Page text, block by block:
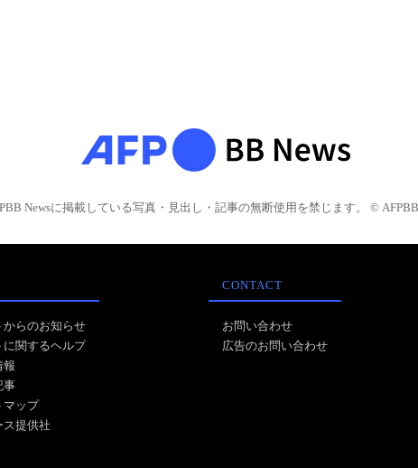
Newsに掲載している写真・見出し・記事の無断使用を禁じます。 © AFPBB
からのお知らせ
に関するヘルプ
報
事
マップ
ス提供社
CONTACT
お問い合わせ
広告のお問い合わせ